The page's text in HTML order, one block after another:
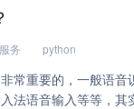
kernel (1)
(1)
notepad ++
(1)
kafka (1)
务 python
常重要的，一般语
法语音输入等等，其